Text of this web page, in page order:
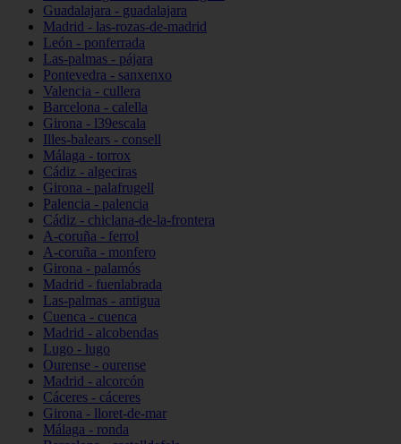
Guadalajara - guadalajara
Madrid - las-rozas-de-madrid
León - ponferrada
Las-palmas - pájara
Pontevedra - sanxenxo
Valencia - cullera
Barcelona - calella
Girona - l39escala
Illes-balears - consell
Málaga - torrox
Cádiz - algeciras
Girona - palafrugell
Palencia - palencia
Cádiz - chiclana-de-la-frontera
A-coruña - ferrol
A-coruña - monfero
Girona - palamós
Madrid - fuenlabrada
Las-palmas - antigua
Cuenca - cuenca
Madrid - alcobendas
Lugo - lugo
Ourense - ourense
Madrid - alcorcón
Cáceres - cáceres
Girona - lloret-de-mar
Málaga - ronda